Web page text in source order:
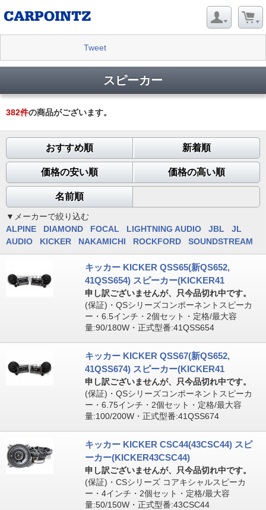
Tweet
スピーカー
382件の商品がございます。
おすすめ順 新着順
価格の安い順 価格の高い順
名前順
▼メーカーで絞り込む
ALPINE
DIAMOND FOCAL LIGHTNING AUDIO JBL
JL
AUDIO
KICKER NAKAMICHI ROCKFORD SOUNDSTREAM
キッカー KICKER QSS65(新QS652,
41QSS654) スピーカー(KICKER41
申し訳ございませんが、只今品切れ中です。
(保証)・QSシリーズコンポーネントスピーカ
ー・6.5インチ・2個セット・定格/最大容
量:90/180W・正式型番:41QSS654
キッカー KICKER QSS67(新QS652,
41QSS674) スピーカー(KICKER41
申し訳ございませんが、只今品切れ中です。
(保証)・QSシリーズコンポーネントスピーカ
ー・6.75インチ・2個セット・定格/最大容
量:100/200W・正式型番:41QSS674
キッカー KICKER CSC44(43CSC44) スピ
ーカー(KICKER43CSC44)
申し訳ございませんが、只今品切れ中です。
(保証)・CSシリーズ コアキシャルスピーカ
ー・4インチ・2個セット・定格/最大容
量:50/150W・正式型番:43CSC44